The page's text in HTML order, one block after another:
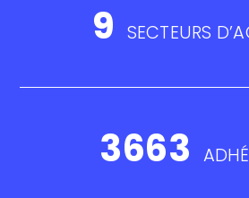
9 SECTEURS
3663